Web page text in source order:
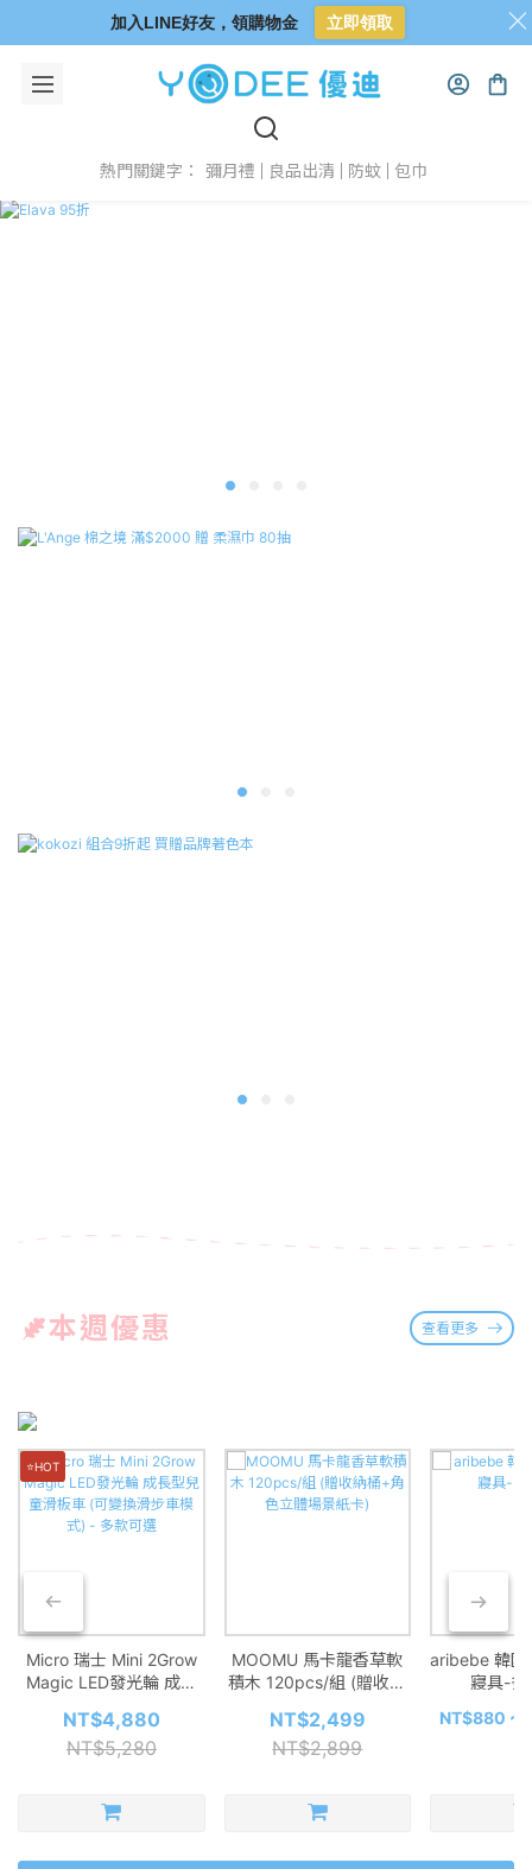
熱門關鍵字： 彌月禮 良品出清 防蚊 包巾
本週優惠 查看更多
⭐HOT
Micro 瑞士 Mini 2Grow
Magic LED發光輪 成長
步車模式) - 多款可選
NT$4,880
NT$5,280
MOOMU 馬卡龍香草軟
積木 120pcs/組 (贈收納
NT$2,499
NT$2,899
aribebe 韓國
寢具-多
NT$880 ~
加入LINE好友，領購物金 立即領取